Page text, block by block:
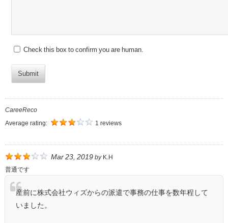
Check this box to confirm you are human.
Submit
CareeReco
Average rating: 1 reviews
Mar 23, 2019 by K.H
普通です
産前に株式会社ウィズからの派遣で事務の仕事を数年程して
いました。